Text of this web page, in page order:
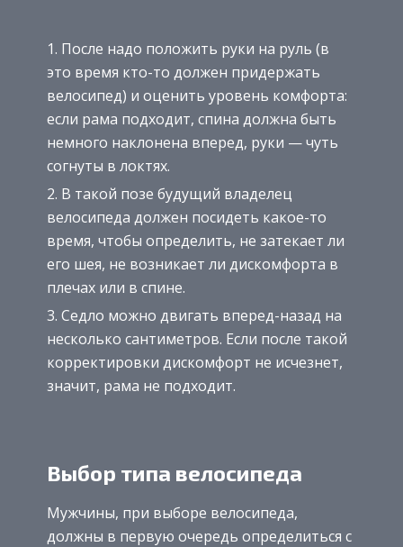
После надо положить руки на руль (в
это время кто-то должен придержать
велосипед) и оценить уровень комфорта:
если рама подходит, спина должна быть
немного наклонена вперед, руки — чуть
согнуты в локтях.
В такой позе будущий владелец
велосипеда должен посидеть какое-то
время, чтобы определить, не затекает ли
его шея, не возникает ли дискомфорта в
плечах или в спине.
Седло можно двигать вперед-назад на
несколько сантиметров. Если после такой
корректировки дискомфорт не исчезнет,
значит, рама не подходит.
Выбор типа велосипеда
Мужчины, при выборе велосипеда,
должны в первую очередь определиться с